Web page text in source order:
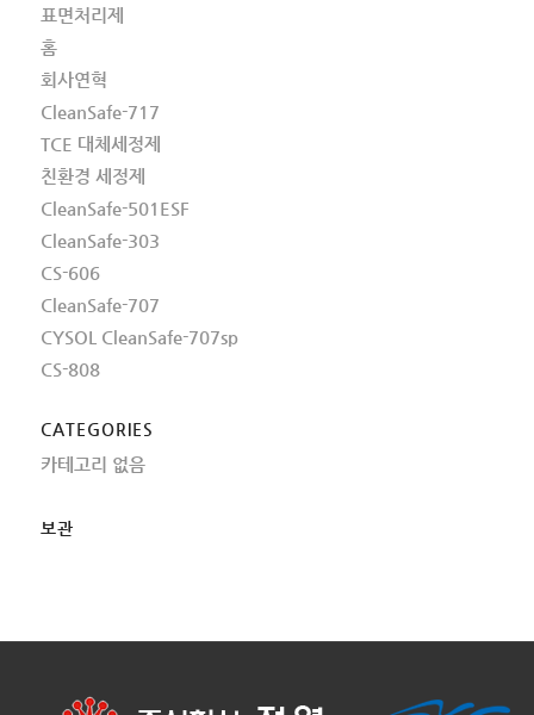
표면처리제
홈
회사연혁
CleanSafe-717
TCE 대체세정제
친환경 세정제
CleanSafe-501ESF
CleanSafe-303
CS-606
CleanSafe-707
CYSOL CleanSafe-707sp
CS-808
CATEGORIES
카테고리 없음
보관